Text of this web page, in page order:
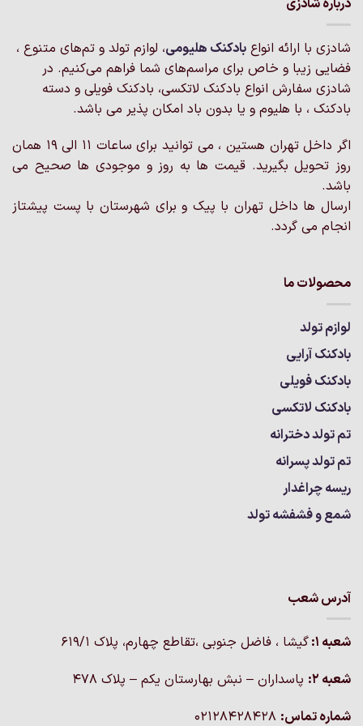
گزینه
ها
ممکن
است
در
صفحه
محصول
انتخاب
باشد.
گزینه
ها
ممکن
است
صفحه
محصول
شوند
درباره شادزی
شادزی با ارائه انواع بادکنک‌ هلیومی، لوازم تولد و تم‌های متنوع ،
فضایی زیبا و خاص برای مراسم‌های شما فراهم می‌کنیم. در
شادزی سفارش انواع بادکنک لاتکسی، بادکنک فویلی و دسته
بادکنک ، با هلیوم و یا بدون باد امکان پذیر می باشد.
اگر داخل تهران هستین ، می توانید برای ساعات 11 الی 19 همان
روز تحویل بگیرید. قیمت ها به روز و موجودی ها صحیح می
باشد.
ارسال ها داخل تهران با پیک و برای شهرستان با پست پیشتاز
انجام می گردد.
محصولات ما
لوازم تولد
بادکنک آرایی
بادکنک فویلی
بادکنک لاتکسی
تم تولد دخترانه
تم تولد پسرانه
ریسه چراغدار
شمع و فشفشه تولد
آدرس شعب
شعبه 1:
گيشا ، فاضل جنوبی ،تقاطع چهارم، پلاک 619/1
شعبه 2:
پاسداران – نبش بهارستان یکم – پلاک ۴۷۸
شماره تماس: